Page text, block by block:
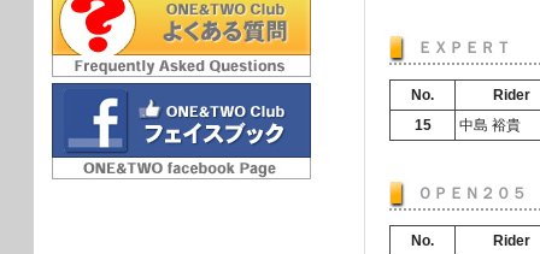
ＥＸＰＥＲＴ
No. Rider
15 中島 裕貴
ＯＰＥＮ２０５
No. Rider